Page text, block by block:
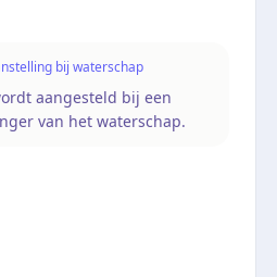
bij waterschap
aangesteld bij een
van het waterschap.